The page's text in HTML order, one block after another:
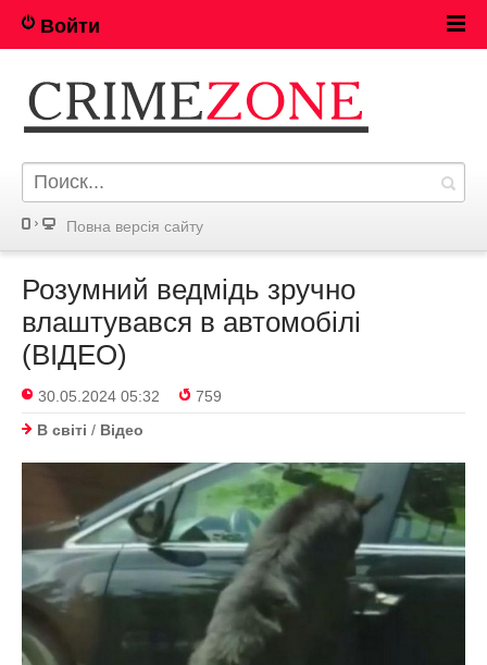
Войти
Повна версія сайту
Розумний ведмідь зручно
влаштувався в автомобілі
(ВІДЕО)
30.05.2024 05:32
759
В світі / Відео